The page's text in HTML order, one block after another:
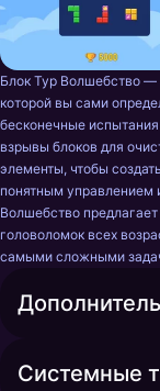
Блок Тур Волшебство —
которой вы сами
бесконечные
взрывы блоков для
элементы, чтобы
понятным управлением
Волшебство
головоломок всех
самыми сложными
Системные